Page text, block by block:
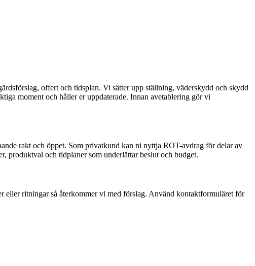
offert och tidsplan. Vi sätter upp ställning, väderskydd och skydd
moment och håller er uppdaterade. Innan avetablering gör vi
rakt och öppet. Som privatkund kan ni nyttja ROT-avdrag för delar av
produktval och tidplaner som underlättar beslut och budget.
ritningar så återkommer vi med förslag. Använd kontaktformuläret för